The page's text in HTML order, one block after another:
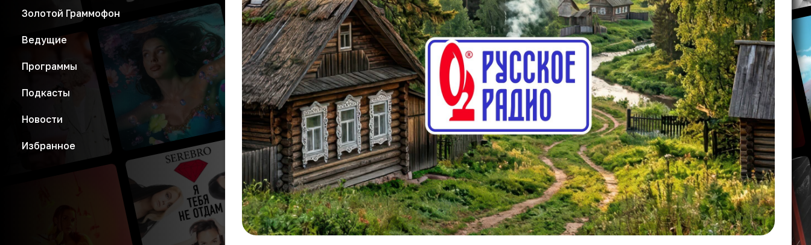
Золотой Граммофон
Ведущие
Программы
Подкасты
Новости
Избранное